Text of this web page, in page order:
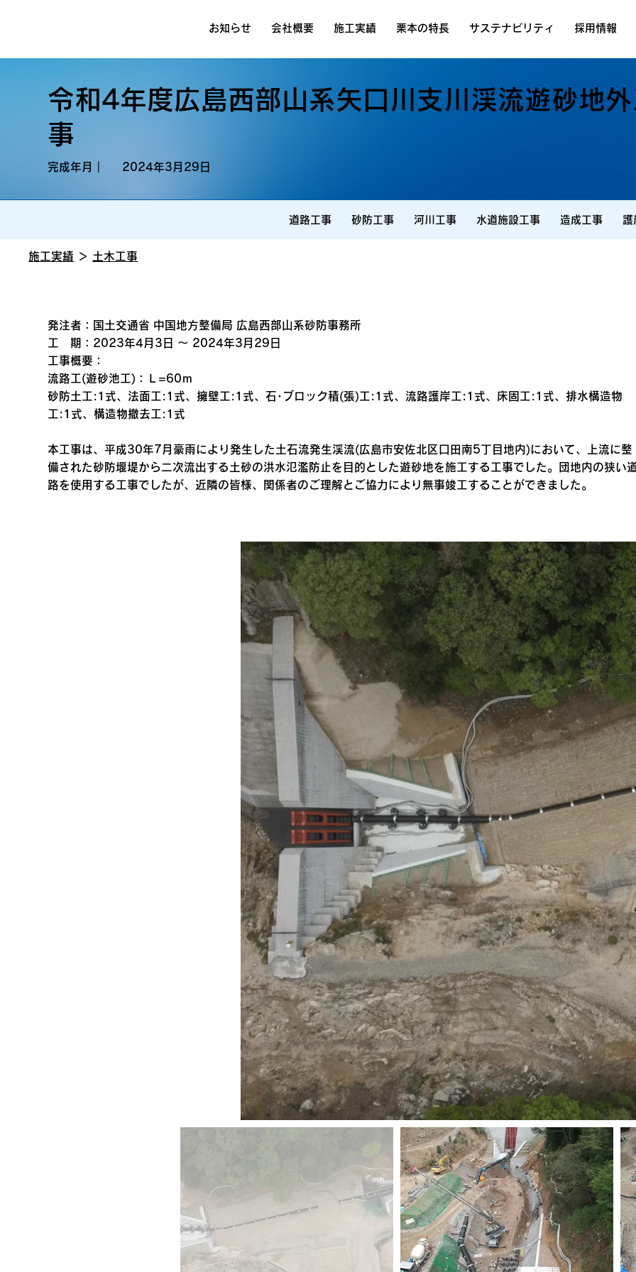
お知らせ 会社概要 施工実績 栗本の特長 サステナビリティ 採用情報
令和4年度広島西部山系矢口川支川渓流遊砂地
事
完成年月｜ 2024年3月29日
道路工事 砂防工事 河川工事 水道施設工事 造成工事 護
施工実績 ＞ 土木工事
発注者：国土交通省 中国地方整備局 広島西部山系砂防事務所
工 期：2023年4月3日 ～ 2024年3月29日
工事概要：
流路工(遊砂池工)：Ｌ=60ｍ
砂防土工:1式、法面工:1式、擁壁工:1式、石･ブロック積(張)工:1式、流路護岸工:1式、床固工:1式、排水構造物
工:1式、構造物撤去工:1式
本工事は、平成30年7月豪雨により発生した土石流発生渓流(広島市安佐北区口田南5丁目地内)において、上流に整
備された砂防堰堤から二次流出する土砂の洪水氾濫防止を目的とした遊砂地を施工する工事でした。団地内の狭い
路を使用する工事でしたが、近隣の皆様、関係者のご理解とご協力により無事竣工することができました。